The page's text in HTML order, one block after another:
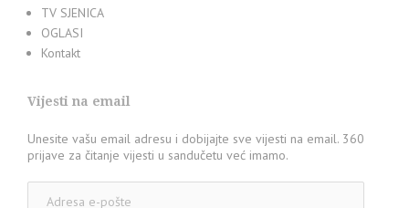
TV SJENICA
OGLASI
Kontakt
Vijesti na email
Unesite vašu email adresu i dobijajte sve vijesti na email. 360
prijave za čitanje vijesti u sandučetu već imamo.